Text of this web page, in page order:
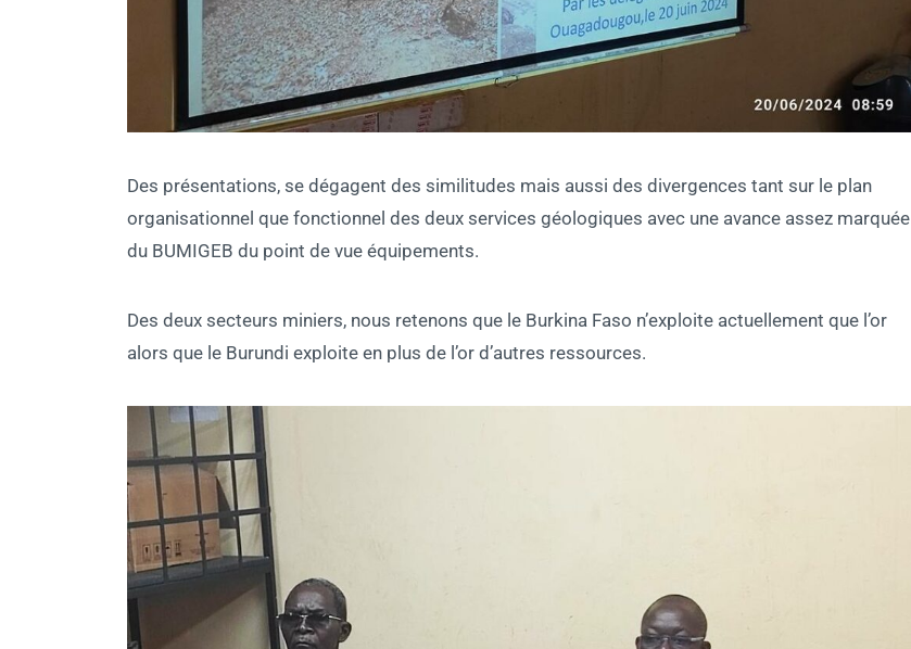
Des présentations, se dégagent des similitudes mais aussi des divergences tant sur le plan
organisationnel que fonctionnel des deux services géologiques avec une avance assez marquée
du BUMIGEB du point de vue équipements.
Des deux secteurs miniers, nous retenons que le Burkina Faso n’exploite actuellement que l’or
alors que le Burundi exploite en plus de l’or d’autres ressources.